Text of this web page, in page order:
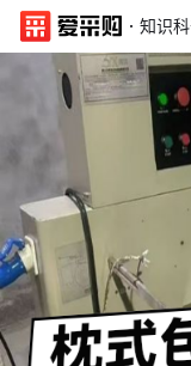
· 知识